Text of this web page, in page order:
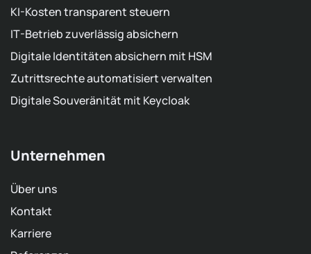
KI-Kosten transparent steuern
IT-Betrieb zuverlässig absichern
Digitale Identitäten absichern mit HSM
Zutrittsrechte automatisiert verwalten
Digitale Souveränität mit Keycloak
Unternehmen
Über uns
Kontakt
Karriere